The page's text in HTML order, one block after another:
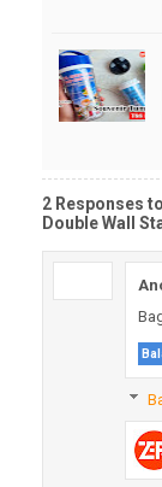
2 Responses
Double Wall